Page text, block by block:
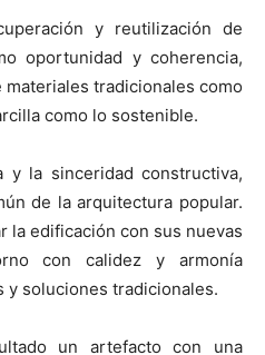
y reutilización de
oportunidad y coherencia,
tradicionales como
como lo sostenible.
y la sinceridad constructiva,
de la arquitectura popular.
la edificación con sus nuevas
con calidez y armonía
y soluciones tradicionales.
un artefacto con una